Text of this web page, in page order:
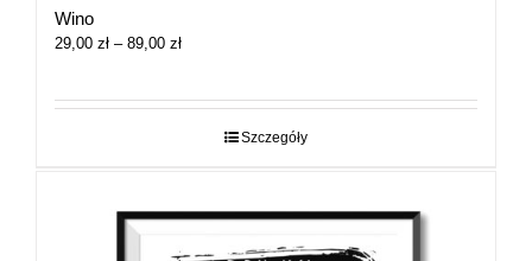
Wino
29,00 zł – 89,00 złZakres
29,00 zł
Szczegóły